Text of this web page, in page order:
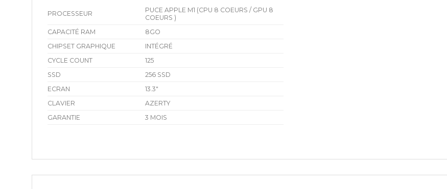
PROCESSEUR
PUCE APPLE M1 (CPU 8 COEURS / GPU 8
COEURS )
CAPACITÉ RAM
8GO
CHIPSET GRAPHIQUE
INTÉGRÉ
CYCLE COUNT
125
SSD
256 SSD
ECRAN
13.3″
CLAVIER
AZERTY
GARANTIE
3 MOIS